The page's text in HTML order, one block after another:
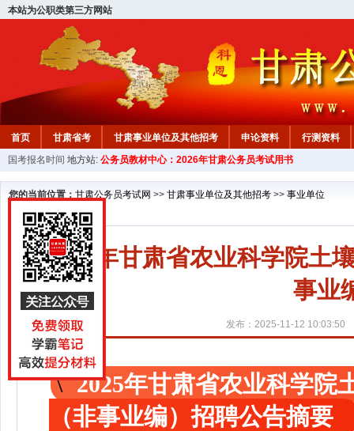
本站为公职类第三方网站
首页 甘肃省考 甘肃事业单位及其他招考 申论资料
行测资料
国考报名时间 地方站: 公务员教材中心：2026年甘肃公务员考试用书
您的当前位置： 甘肃公务员考试网 >> 甘肃事业单位及其他招考 >> 事业单位
2025年甘肃省农业科学院土
事业
发布：2025-11-12 10:03:50
2025年甘肃省农业科学院
（非事业编）招聘公告摘要